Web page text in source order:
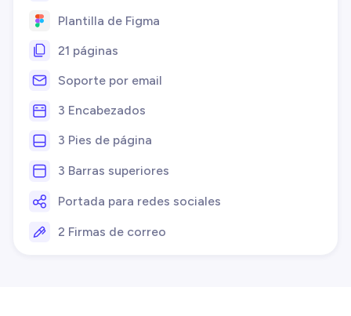
Plantilla de Figma
21 páginas
Soporte por email
3 Encabezados
3 Pies de página
3 Barras superiores
Portada para redes sociales
2 Firmas de correo